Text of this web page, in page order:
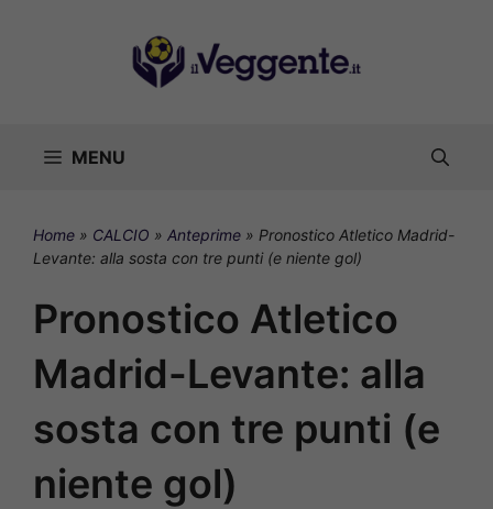
MENU
Home » CALCIO » Anteprime » Pronostico Atletico Madrid-
Levante: alla sosta con tre punti (e niente gol)
Pronostico Atletico
Madrid-Levante: alla
sosta con tre punti (e
niente gol)